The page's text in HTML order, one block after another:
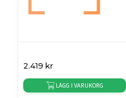
2.419 kr
LÄGG I VARUKORG